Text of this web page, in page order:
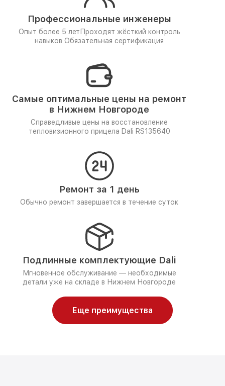
Профессиональные инженеры
Опыт более 5 лет Проходят жёсткий контроль
навыков Обязательная сертификация
Самые оптимальные цены на ремонт
в Нижнем Новгороде
Справедливые цены на восстановление
тепловизионного прицела Dali RS135640
Ремонт за 1 день
Обычно ремонт завершается в течение суток
Подлинные комплектующие Dali
Мгновенное обслуживание — необходимые
детали уже на складе в Нижнем Новгороде
Еще преимущества